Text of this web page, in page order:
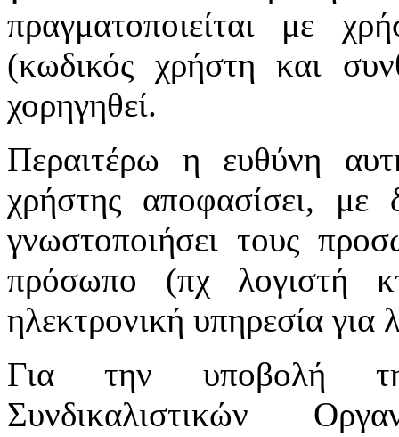
πραγματοποιείται με
(κωδικός χρήστη και
χορηγηθεί.
Περαιτέρω η ευθύνη
χρήστης αποφασίσει, με
γνωστοποιήσει τους
πρόσωπο (πχ λογιστή
ηλεκτρονική υπηρεσία για
Για την υποβολή
Συνδικαλιστικών